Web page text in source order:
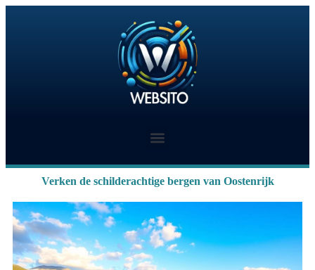
Verken de schilderachtige bergen van Oostenrijk